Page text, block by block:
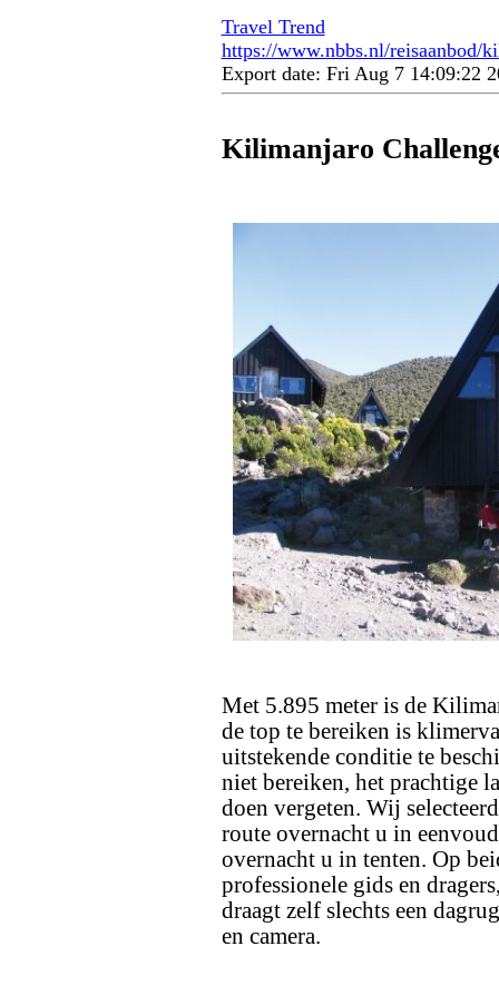
Travel Trend
https://www.nbbs.nl/reisaanbod/
Export date: Fri Aug 7 14:09:22
Kilimanjaro
Met 5.895 meter is de
de top te bereiken is
uitstekende conditie te
niet bereiken, het prachtige
doen vergeten. Wij
route overnacht u in
overnacht u in tenten. Op
professionele gids en
draagt zelf slechts een
en camera.